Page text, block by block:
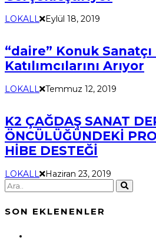
LOKALL Eylül 18, 2019
“daire” Konuk Sanatçı
Katılımcılarını Arıyor
LOKALL Temmuz 12, 2019
K2 ÇAĞDAŞ SANAT
ÖNCÜLÜĞÜNDEKİ
HİBE DESTEĞİ
LOKALL Haziran 23, 2019
SON EKLENENLER